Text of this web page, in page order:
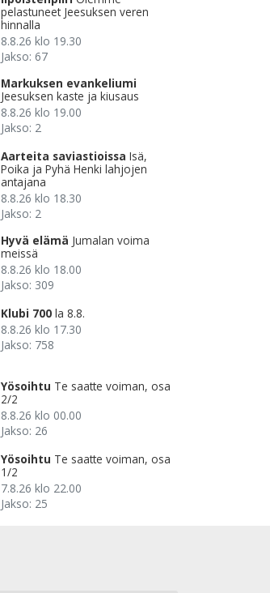
pelastuneet Jeesuksen veren
hinnalla
8.8.26 klo 19.30
Jakso: 67
Markuksen evankeliumi
Jeesuksen kaste ja kiusaus
8.8.26 klo 19.00
Jakso: 2
Aarteita saviastioissa Isä,
Poika ja Pyhä Henki lahjojen
antajana
8.8.26 klo 18.30
Jakso: 2
Hyvä elämä Jumalan voima
meissä
8.8.26 klo 18.00
Jakso: 309
Klubi 700 la 8.8.
8.8.26 klo 17.30
Jakso: 758
Yösoihtu Te saatte voiman, osa
2/2
8.8.26 klo 00.00
Jakso: 26
Yösoihtu Te saatte voiman, osa
1/2
7.8.26 klo 22.00
Jakso: 25